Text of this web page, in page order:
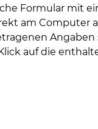
Formular mit
am Computer
Angaben
auf die